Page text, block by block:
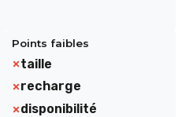
Points faibles
taille
recharge
disponibilité